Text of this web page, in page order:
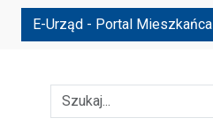
E-Urząd - Portal Mieszkańca
Szukaj